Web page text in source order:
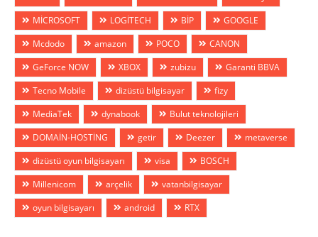
MİCROSOFT
LOGİTECH BİP
GOOGLE
Mcdodo
amazon POCO
CANON
GeForce NOW
XBOX zubizu
Garanti BBVA
Tecno Mobile
dizüstü bilgisayar
fizy
MediaTek
dynabook
Bulut teknolojileri
DOMAİN-HOSTİNG
getir Deezer
metaverse
dizüstü oyun bilgisayarı
visa
BOSCH
Millenicom
arçelik
vatanbilgisayar
oyun bilgisayarı
android RTX